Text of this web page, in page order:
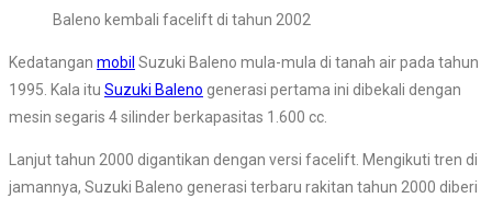
Baleno kembali facelift di tahun 2002
Kedatangan mobil Suzuki Baleno mula-mula di tanah air pada tahun
1995. Kala itu Suzuki Baleno generasi pertama ini dibekali dengan
mesin segaris 4 silinder berkapasitas 1.600 cc.
Lanjut tahun 2000 digantikan dengan versi facelift. Mengikuti tren di
jamannya, Suzuki Baleno generasi terbaru rakitan tahun 2000 diberi